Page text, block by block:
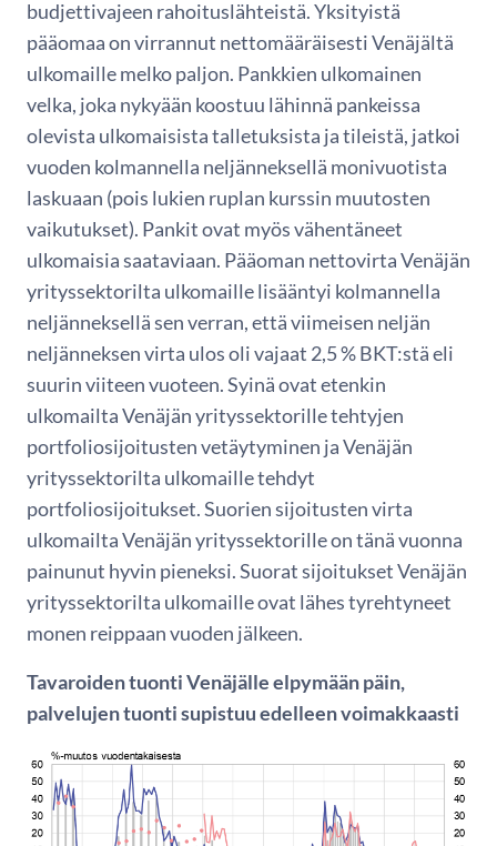
budjettivajeen rahoituslähteistä. Yksityistä
pääomaa on virrannut nettomääräisesti Venäjältä
ulkomaille melko paljon. Pankkien ulkomainen
velka, joka nykyään koostuu lähinnä pankeissa
olevista ulkomaisista talletuksista ja tileistä, jatkoi
vuoden kolmannella neljänneksellä monivuotista
laskuaan (pois lukien ruplan kurssin muutosten
vaikutukset). Pankit ovat myös vähentäneet
ulkomaisia saataviaan. Pääoman nettovirta Venäjän
yrityssektorilta ulkomaille lisääntyi kolmannella
neljänneksellä sen verran, että viimeisen neljän
neljänneksen virta ulos oli vajaat 2,5 % BKT:stä eli
suurin viiteen vuoteen. Syinä ovat etenkin
ulkomailta Venäjän yrityssektorille tehtyjen
portfoliosijoitusten vetäytyminen ja Venäjän
yrityssektorilta ulkomaille tehdyt
portfoliosijoitukset. Suorien sijoitusten virta
ulkomailta Venäjän yrityssektorille on tänä vuonna
painunut hyvin pieneksi. Suorat sijoitukset Venäjän
yrityssektorilta ulkomaille ovat lähes tyrehtyneet
monen reippaan vuoden jälkeen.
Tavaroiden tuonti Venäjälle elpymään päin,
palvelujen tuonti supistuu edelleen voimakkaasti